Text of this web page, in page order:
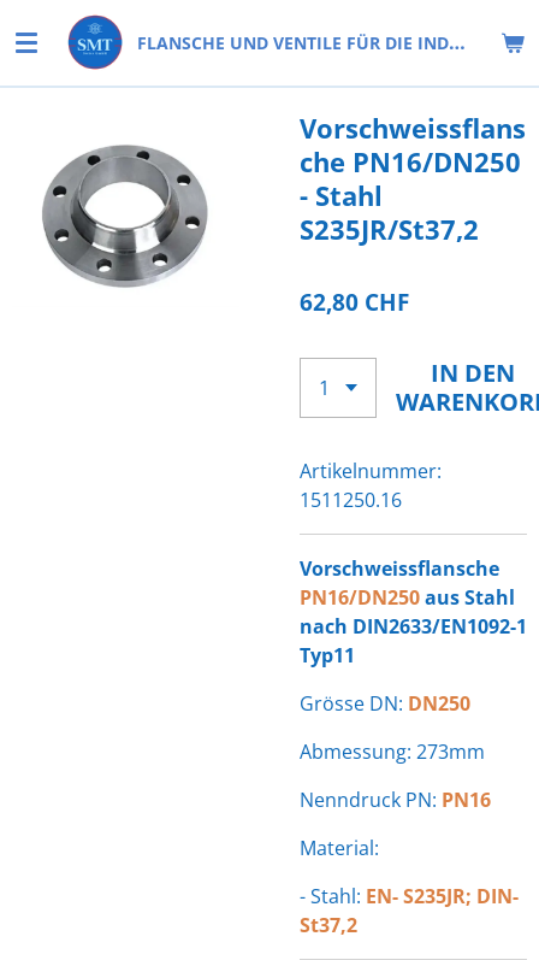
Hauptinhalt
springen
FLANSCHE UND VENTILE FÜR DIE INDUSTRIE
Vorschweissflans
che PN16/DN250
- Stahl
S235JR/St37,2
62,80 CHF
IN DEN
Artikelnummer:
1511250.16
Vorschweissflansche
PN16/DN250aus Stahl
nach DIN2633/EN1092-1
Typ11
Grösse DN: DN250
Abmessung: 273mm
Nenndruck PN: PN16
Material:
- Stahl: EN- S235JR; DIN-
St37,2